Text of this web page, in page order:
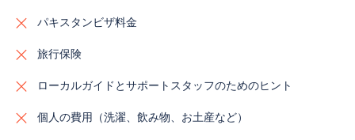
パキスタンビザ料金
旅行保険
ローカルガイドとサポートスタッフのためのヒント
個人の費用（洗濯、飲み物、お土産など）